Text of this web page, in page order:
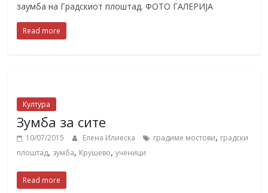
заумба на Градскиот плоштад. ФОТО ГАЛЕРИЈА
Read more
Култура
Зумба за сите
10/07/2015 Елена Илиеска градиме мостови, градски
плоштад, зумба, Крушево,ученици
Read more